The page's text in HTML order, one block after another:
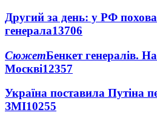
Другий за день: у РФ
генерала13706
СюжетБенкет генералів.
Москві12357
Україна поставила Путіна
ЗМІ10255